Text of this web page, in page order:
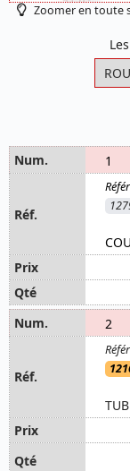
Zoomer en toute
1
2